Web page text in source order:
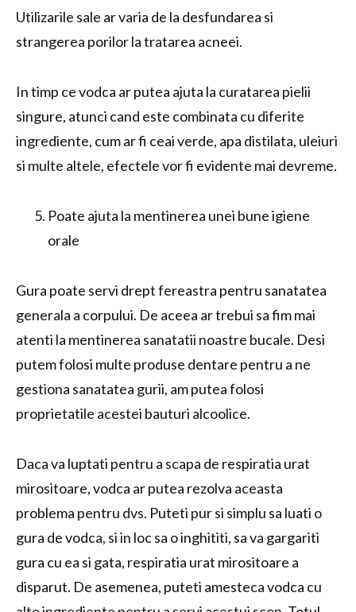
Utilizarile sale ar varia de la desfundarea si
strangerea porilor la tratarea acneei.
In timp ce vodca ar putea ajuta la curatarea pielii
singure, atunci cand este combinata cu diferite
ingrediente, cum ar fi ceai verde, apa distilata, uleiuri
si multe altele, efectele vor fi evidente mai devreme.
Poate ajuta la mentinerea unei bune igiene
orale
Gura poate servi drept fereastra pentru sanatatea
generala a corpului. De aceea ar trebui sa fim mai
atenti la mentinerea sanatatii noastre bucale. Desi
putem folosi multe produse dentare pentru a ne
gestiona sanatatea gurii, am putea folosi
proprietatile acestei bauturi alcoolice.
Daca va luptati pentru a scapa de respiratia urat
mirositoare, vodca ar putea rezolva aceasta
problema pentru dvs. Puteti pur si simplu sa luati o
gura de vodca, si in loc sa o inghititi, sa va gargariti
gura cu ea si gata, respiratia urat mirositoare a
disparut. De asemenea, puteti amesteca vodca cu